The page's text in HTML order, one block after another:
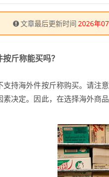
文章最后更新时间 2026年
斤称能买吗？
支持海外件按斤称购买。请注
素决定。因此，在选择海外商